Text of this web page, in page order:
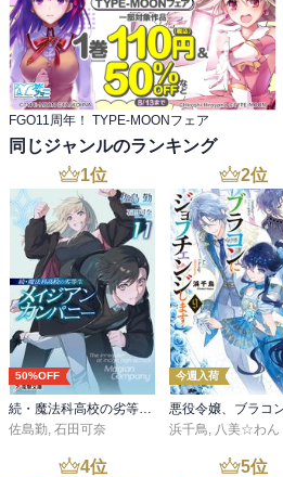
FGO11周年！ TYPE-MOONフェア
同じジャンルのランキング
1位
50%OFF
続・魔法科高校の劣等生 メイジアン・カンパニー(11)
佐島勤, 石田可奈
2位
今週入荷
浜千鳥, 八美☆わん
4位 5位